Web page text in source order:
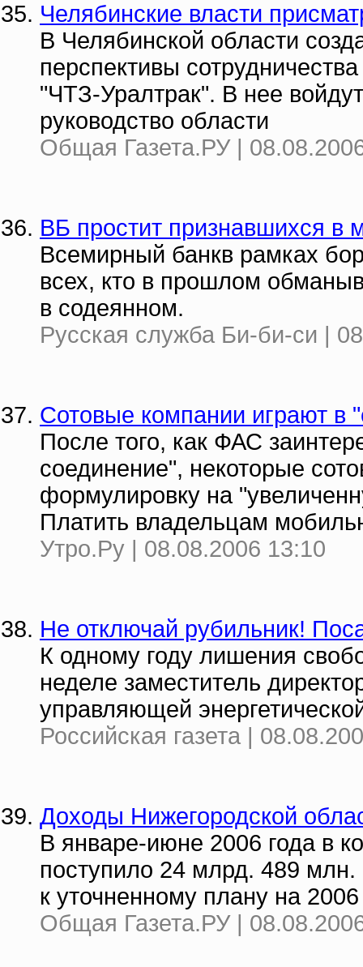
Челябинские власти
В Челябинской области
перспективы
"ЧТЗ-Уралтрак". В нее
руководство области
Общая Газета.РУ |
ВБ простит признавшихся в
Всемирный банкв рамках
всех, кто в прошлом
в содеянном.
Русская служба Би-би-си |
Сотовые компании играют в
После того, как ФАС
соединение", некоторые
формулировку на
Платить владельцам
Утро.Ру | 08.08.2006 13:10
Не отключай рубильник!
К одному году лишения
неделе заместитель
управляющей
Российская газета |
Доходы Нижегородской
В январе-июне 2006 года в
поступило 24 млрд. 489 млн.
к уточненному плану на 2006
Общая Газета.РУ |